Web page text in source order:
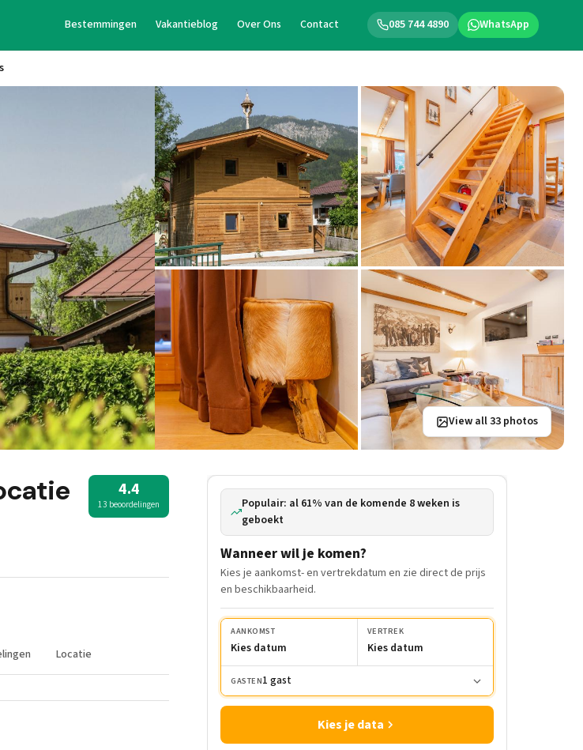
085 744 4890 WhatsApp
Bestemmingen Vakantieblog Over Ons Contact
View all 33 photos
4.4
13 beoordelingen
Locatie
Populair: al 61% van de komende 8 weken is
geboekt
Wanneer wil je komen?
Kies je aankomst- en vertrekdatum en zie direct de prijs
en beschikbaarheid.
AANKOMST
Kies datum
VERTREK
Kies datum
GASTEN1 gast
Kies je data